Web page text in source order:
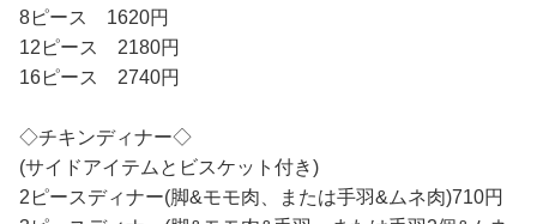
8ピース 1620円
12ピース 2180円
16ピース 2740円
◇チキンディナー◇
(サイドアイテムとビスケット付き)
2ピースディナー(脚&モモ肉、または手羽&ムネ肉)710円